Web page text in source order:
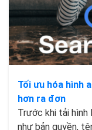
Tối ưu hóa hình
hơn ra đơn
Trước khi tải
như bản quyền,